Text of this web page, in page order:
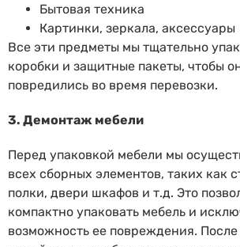
Бытовая техника
Картинки, зеркала, аксессуары
Все эти предметы мы тщательно
коробки и защитные пакеты, чтобы
повредились во время перевозки.
3. Демонтаж мебели
Перед упаковкой мебели мы
всех сборных элементов, таких как
полки, двери шкафов и т.д. Это
компактно упаковать мебель и
возможность ее повреждения.